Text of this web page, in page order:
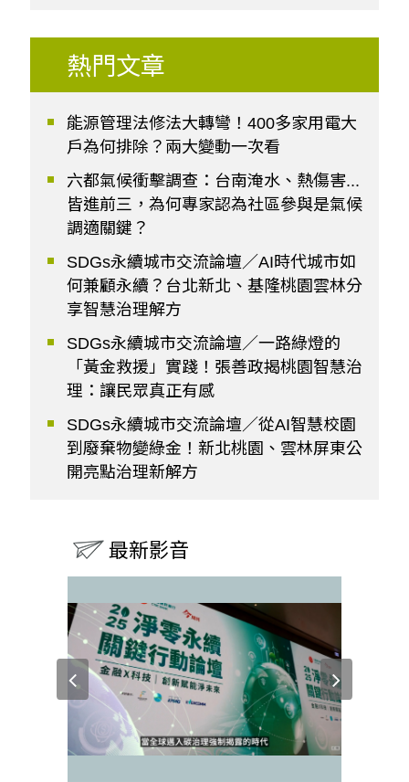
熱門文章
能源管理法修法大轉彎！400多家用電大
戶為何排除？兩大變動一次看
六都氣候衝擊調查：台南淹水、熱傷害...
皆進前三，為何專家認為社區參與是氣候
調適關鍵？
SDGs永續城市交流論壇／AI時代城市如
何兼顧永續？台北新北、基隆桃園雲林分
享智慧治理解方
SDGs永續城市交流論壇／一路綠燈的
「黃金救援」實踐！張善政揭桃園智慧治
理：讓民眾真正有感
SDGs永續城市交流論壇／從AI智慧校園
到廢棄物變綠金！新北桃園、雲林屏東公
開亮點治理新解方
最新影音